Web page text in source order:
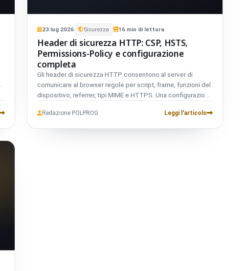
23 lug 2026 Sicurezza 16 min di lettura
Header di sicurezza HTTP: CSP, HSTS,
Permissions-Policy e configurazione
completa
Gli header di sicurezza HTTP consentono al server di
comunicare al browser regole per script, frame, funzioni del
dispositivo, referrer, tipi MIME e HTTPS. Una configurazione
confusion, XS-Leaks e incorporamento cross-origin non
Redazione POLPROG Leggi l'articolo